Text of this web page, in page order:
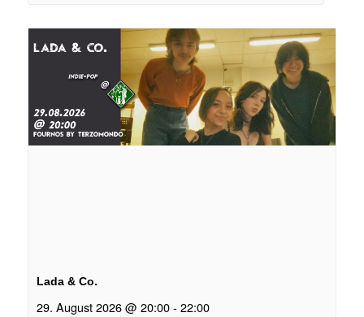
Lada & Co.
29. August 2026 @ 20:00 - 22:00